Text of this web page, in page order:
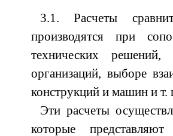
3.1. Расчеты
производятся при
технических решений,
организаций, выборе
конструкций и машин и т.
Эти расчеты
которые